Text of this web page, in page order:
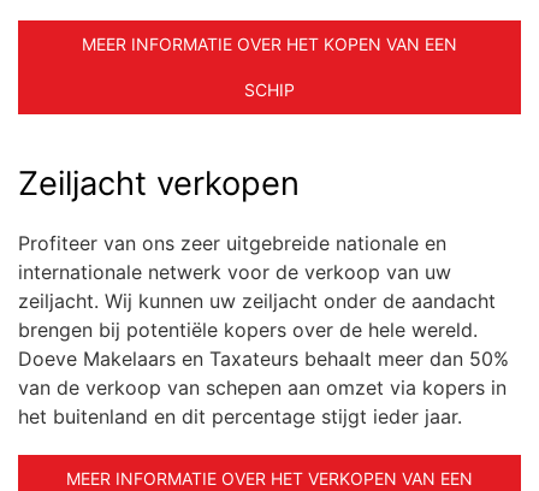
MEER INFORMATIE OVER HET KOPEN VAN EEN
SCHIP
Zeiljacht verkopen
Profiteer van ons zeer uitgebreide nationale en
internationale netwerk voor de verkoop van uw
zeiljacht. Wij kunnen uw zeiljacht onder de aandacht
brengen bij potentiële kopers over de hele wereld.
Doeve Makelaars en Taxateurs behaalt meer dan 50%
van de verkoop van schepen aan omzet via kopers in
het buitenland en dit percentage stijgt ieder jaar.
MEER INFORMATIE OVER HET VERKOPEN VAN EEN